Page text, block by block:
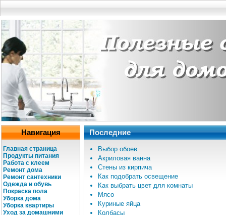
Навигация
Главная страница
Продукты питания
Работа с клеем
Ремонт дома
Ремонт сантехники
Одежда и обувь
Покраска пола
Уборка дома
Уборка квартиры
Уход за домашними
Последние
Выбор обоев
Акриловая ванна
Стены из кирпича
Как подобрать освещение
Как выбрать цвет для комнаты
Мясо
Куриные яйца
Колбасы